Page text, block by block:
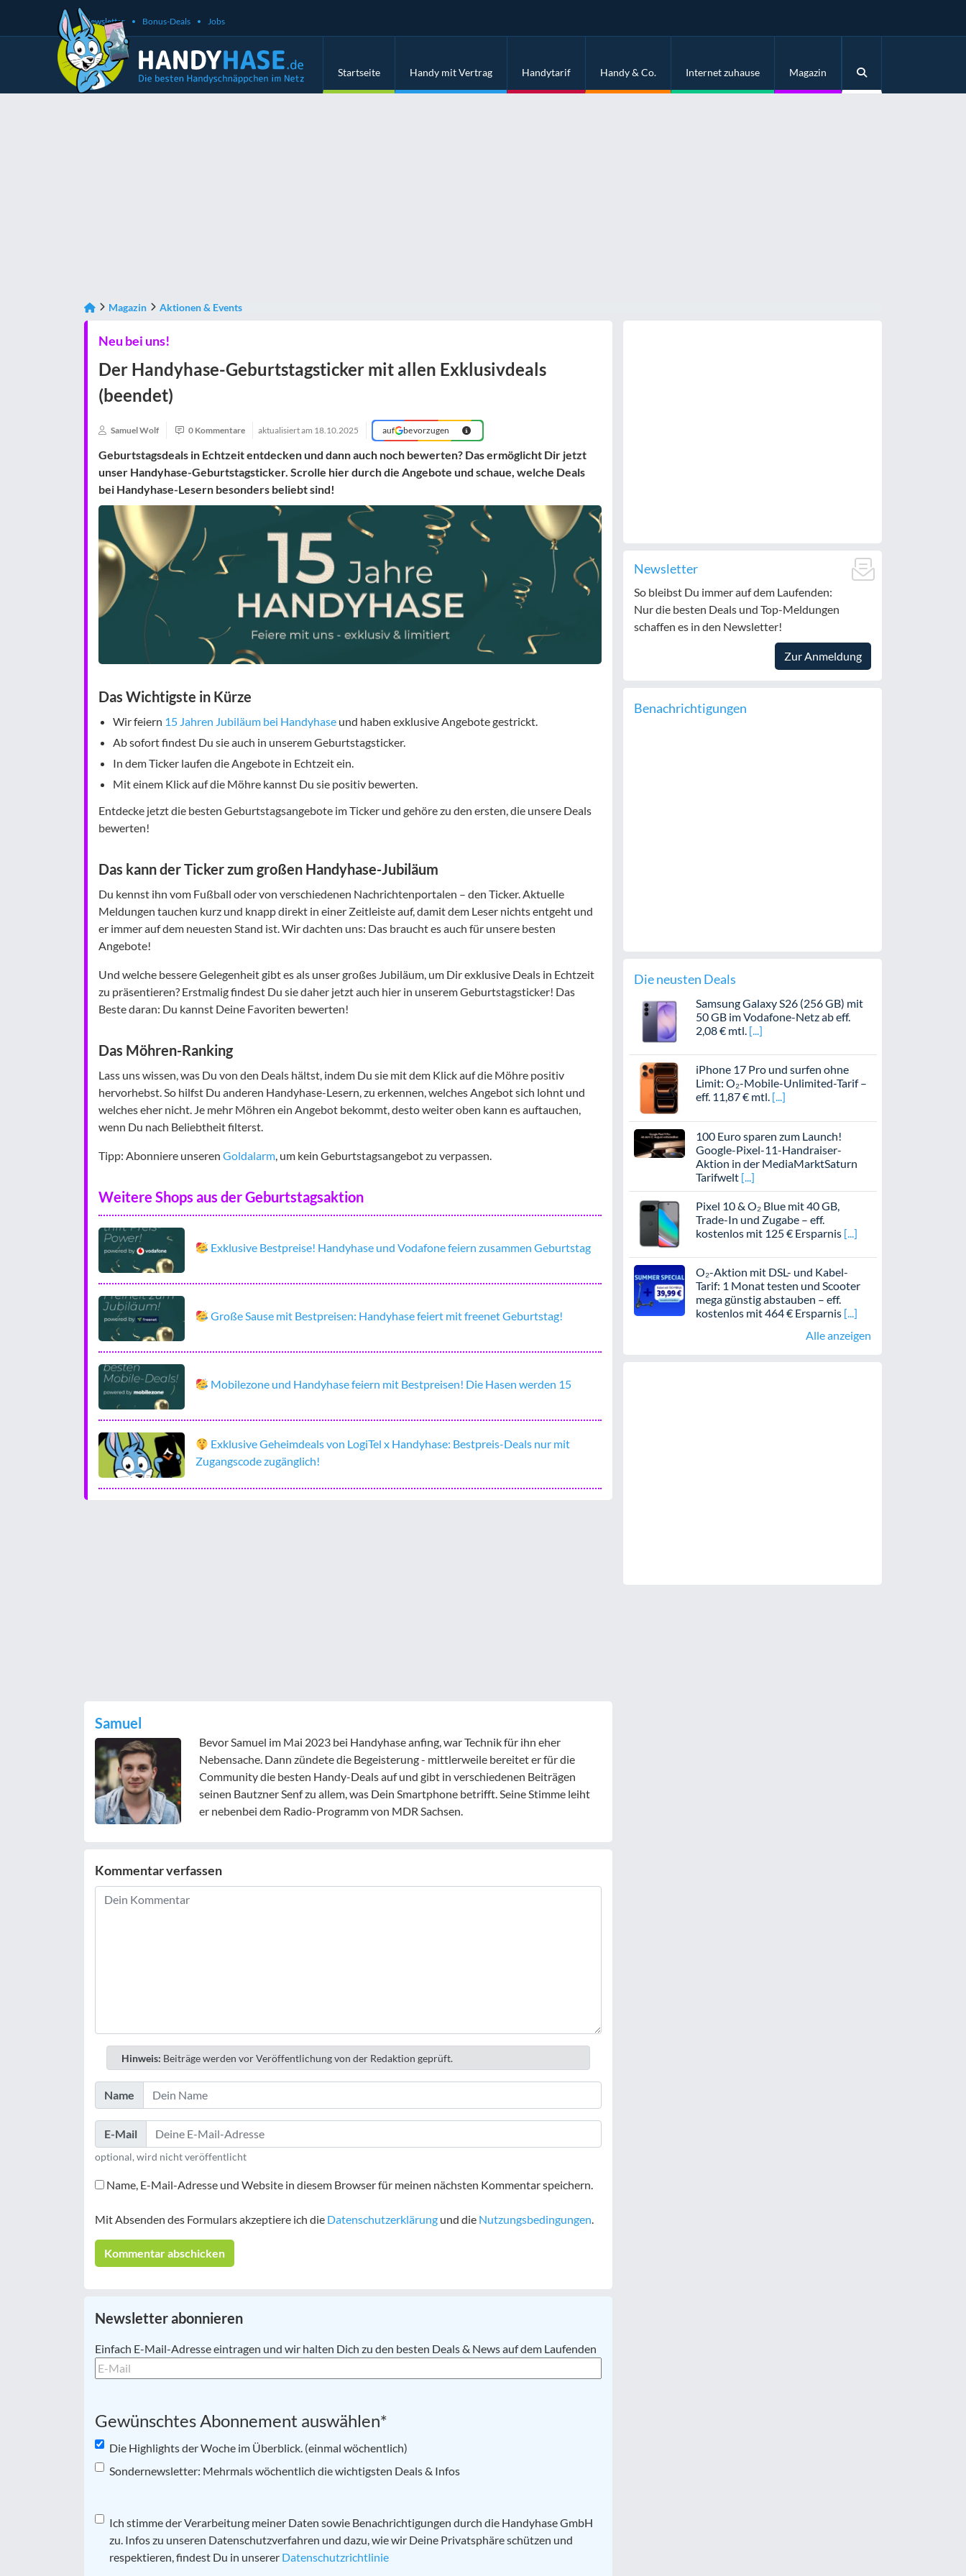
Newsletter Bonus-Deals Jobs
Startseite Handy mit Vertrag Handytarif Handy & Co. Internet zuhause Magazin
Magazin Aktionen & Events
Neu bei uns!
Der Handyhase-Geburtstagsticker mit allen Exklusivdeals
(beendet)
Samuel Wolf 0 Kommentare aktualisiert am 18.10.2025 auf bevorzugen
Geburtstagsdeals in Echtzeit entdecken und dann auch noch bewerten? Das ermöglicht Dir jetzt
unser Handyhase-Geburtstagsticker. Scrolle hier durch die Angebote und schaue, welche Deals
bei Handyhase-Lesern besonders beliebt sind!
Das Wichtigste in Kürze
Wir feiern 15 Jahren Jubiläum bei Handyhase und haben exklusive Angebote gestrickt.
Ab sofort findest Du sie auch in unserem Geburtstagsticker.
In dem Ticker laufen die Angebote in Echtzeit ein.
Mit einem Klick auf die Möhre kannst Du sie positiv bewerten.
Entdecke jetzt die besten Geburtstagsangebote im Ticker und gehöre zu den ersten, die unsere Deals
bewerten!
Das kann der Ticker zum großen Handyhase-Jubiläum
Du kennst ihn vom Fußball oder von verschiedenen Nachrichtenportalen – den Ticker. Aktuelle
Meldungen tauchen kurz und knapp direkt in einer Zeitleiste auf, damit dem Leser nichts entgeht und
er immer auf dem neuesten Stand ist. Wir dachten uns: Das braucht es auch für unsere besten
Angebote!
Und welche bessere Gelegenheit gibt es als unser großes Jubiläum, um Dir exklusive Deals in Echtzeit
zu präsentieren? Erstmalig findest Du sie daher jetzt auch hier in unserem Geburtstagsticker! Das
Beste daran: Du kannst Deine Favoriten bewerten!
Das Möhren-Ranking
Lass uns wissen, was Du von den Deals hältst, indem Du sie mit dem Klick auf die Möhre positiv
hervorhebst. So hilfst Du anderen Handyhase-Lesern, zu erkennen, welches Angebot sich lohnt und
welches eher nicht. Je mehr Möhren ein Angebot bekommt, desto weiter oben kann es auftauchen,
wenn Du nach Beliebtheit filterst.
Tipp: Abonniere unseren Goldalarm , um kein Geburtstagsangebot zu verpassen.
Weitere Shops aus der Geburtstagsaktion
Exklusive Bestpreise! Handyhase und Vodafone feiern zusammen Geburtstag
Große Sause mit Bestpreisen: Handyhase feiert mit freenet Geburtstag!
Mobilezone und Handyhase feiern mit Bestpreisen! Die Hasen werden 15
Exklusive Geheimdeals von LogiTel x Handyhase: Bestpreis-Deals nur mit
Zugangscode zugänglich!
Samuel
Bevor Samuel im Mai 2023 bei Handyhase anfing, war Technik für ihn eher
Nebensache. Dann zündete die Begeisterung - mittlerweile bereitet er für die
Community die besten Handy-Deals auf und gibt in verschiedenen Beiträgen
seinen Bautzner Senf zu allem, was Dein Smartphone betrifft. Seine Stimme leiht
er nebenbei dem Radio-Programm von MDR Sachsen.
Kommentar verfassen
Hinweis: Beiträge werden vor Veröffentlichung von der Redaktion geprüft.
Name
E-Mail
optional, wird nicht veröffentlicht
Name, E-Mail-Adresse und Website in diesem Browser für meinen nächsten Kommentar speichern.
Mit Absenden des Formulars akzeptiere ich die Datenschutzerklärung und die Nutzungsbedingungen
Newsletter abonnieren
E-
Mail*
Einfach E-Mail-Adresse eintragen und wir halten Dich zu den besten Deals & News auf dem Laufenden
Gewünschtes Abonnement auswählen*
Die Highlights der Woche im Überblick. (einmal wöchentlich)
Sondernewsletter: Mehrmals wöchentlich die wichtigsten Deals & Infos
Datenschutz*
Ich stimme der Verarbeitung meiner Daten sowie Benachrichtigungen durch die Handyhase GmbH
zu. Infos zu unseren Datenschutzverfahren und dazu, wie wir Deine Privatsphäre schützen und
respektieren, findest Du in unserer Datenschutzrichtlinie
Newsletter
So bleibst Du immer auf dem Laufenden:
Nur die besten Deals und Top-Meldungen
schaffen es in den Newsletter!
Zur Anmeldung
Benachrichtigungen
Die neusten Deals
Samsung Galaxy S26 (256 GB) mit
50 GB im Vodafone-Netz ab eff.
2,08 € mtl.
iPhone 17 Pro und surfen ohne
Limit: O₂-Mobile-Unlimited-Tarif –
eff. 11,87 € mtl.
100 Euro sparen zum Launch!
Google-Pixel-11-Handraiser-
Aktion in der MediaMarktSaturn
Tarifwelt
Pixel 10 & O₂ Blue mit 40 GB,
Trade-In und Zugabe – eff.
kostenlos mit 125 € Ersparnis
O₂-Aktion mit DSL- und Kabel-
Tarif: 1 Monat testen und Scooter
mega günstig abstauben – eff.
kostenlos mit 464 € Ersparnis
Alle anzeigen